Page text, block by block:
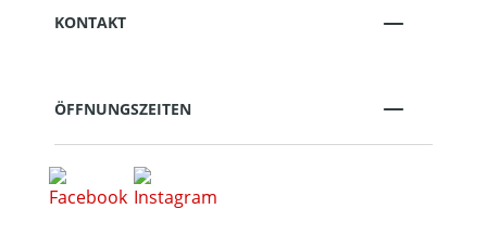
KONTAKT
ÖFFNUNGSZEITEN